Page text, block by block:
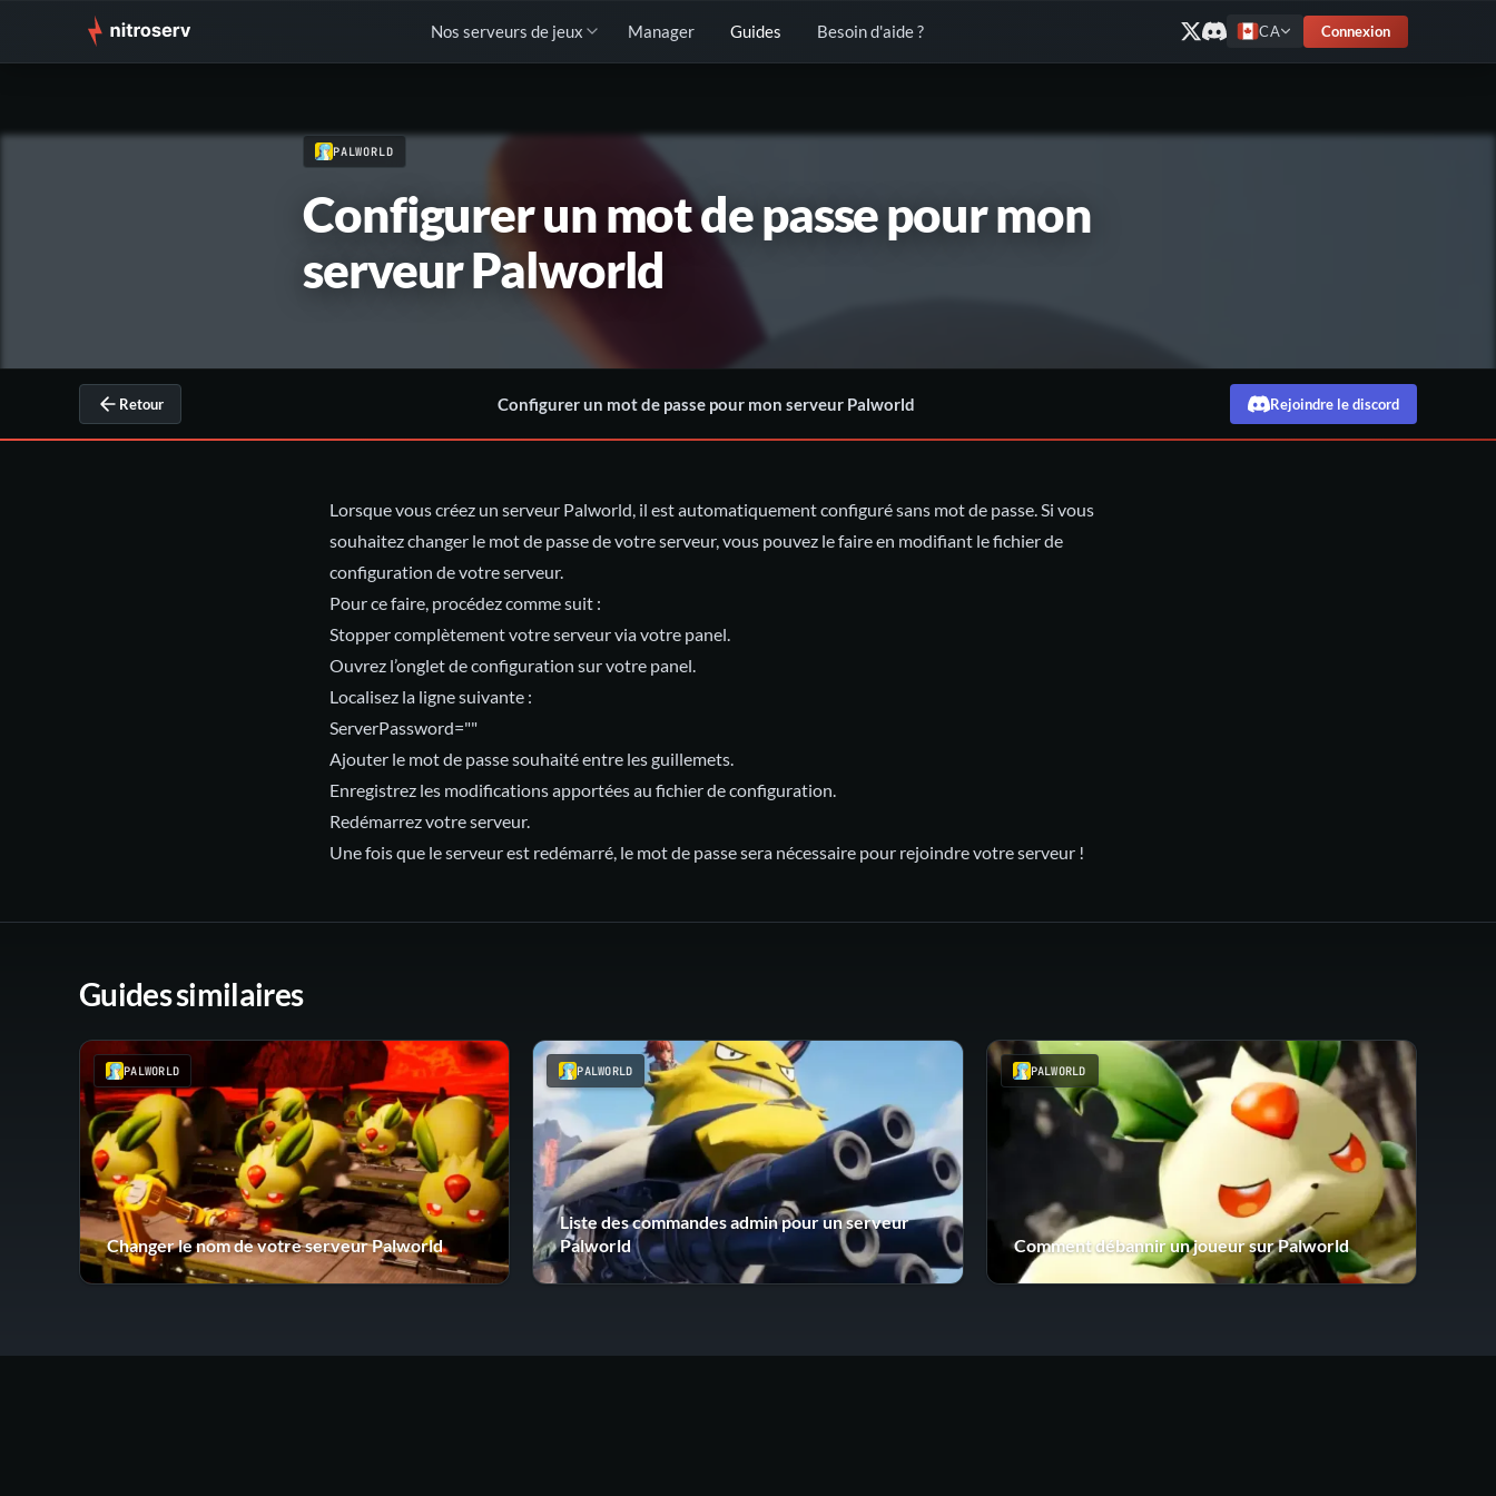
Nos serveurs de jeux Manager Guides Besoin d'aide ? CA Connexion
PALWORLD
Configurer un mot de passe pour mon
serveur Palworld
Retour Configurer un mot de passe pour mon serveur Palworld Rejoindre le discord
Lorsque vous créez un serveur Palworld, il est automatiquement configuré sans mot de passe. Si vous
souhaitez changer le mot de passe de votre serveur, vous pouvez le faire en modifiant le fichier de
configuration de votre serveur.
Pour ce faire, procédez comme suit :
Stopper complètement votre serveur via votre panel.
Ouvrez l’onglet de configuration sur votre panel.
Localisez la ligne suivante :
ServerPassword=""
Ajouter le mot de passe souhaité entre les guillemets.
Enregistrez les modifications apportées au fichier de configuration.
Redémarrez votre serveur.
Une fois que le serveur est redémarré, le mot de passe sera nécessaire pour rejoindre votre serveur !
Guides similaires
PALWORLD
Changer le nom de votre serveur Palworld
PALWORLD
Liste des commandes admin pour un serveur
Palworld
PALWORLD
Comment débannir un joueur sur Palworld